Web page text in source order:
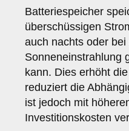
Batteriespeicher
überschüssigen
auch nachts oder bei
Sonneneinstrahlung
kann. Dies erhöht
reduziert die
ist jedoch mit
Investitionskosten